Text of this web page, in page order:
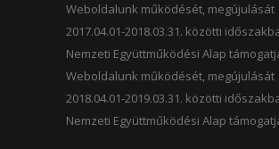
Weboldalunk működését, megújulását
2017.04.01-2018.03.31. közötti
Nemzeti Együttműködési Alap
Weboldalunk működését, megújulását
2018.04.01-2019.03.31. közötti
Nemzeti Együttműködési Alap